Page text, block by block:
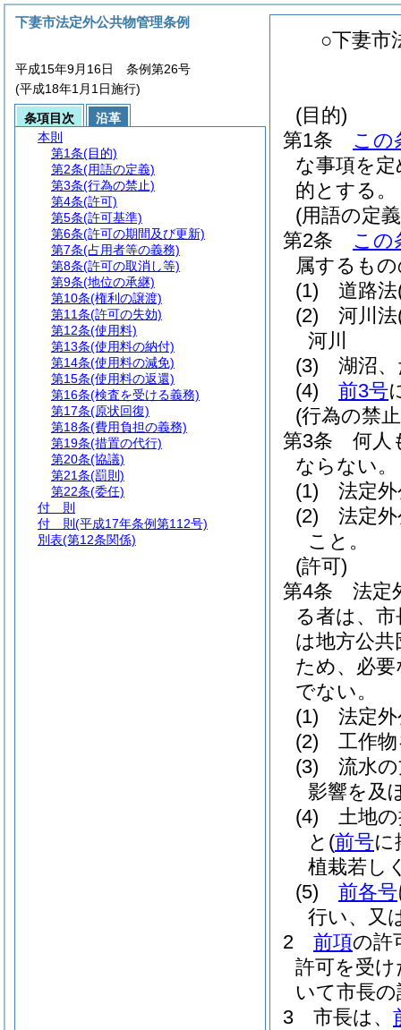
○下妻市
(目的)
第1条
この
な事項を
的とする。
(用語の定
第2条
この
属するも
(1)
道路法
(2)
河川法
河川
(3)
湖沼
(4)
前3号
(行為の禁
第3条
何人
ならない。
(1)
法定
(2)
法定
こと。
(許可)
第4条
法定
る者は、
は地方公
ため、必
でない。
(1)
法定
(2)
工作
(3)
流水
影響を及
(4)
土地
と (前号に
植栽若し
(5)
前各号
行い、又
2
前項の許
許可を受
いて市長
3
市長は、
下妻市法定外公共物管理条例
平成15年9月16日 条例第26号
(平成18年1月1日施行)
条項目次
沿革
本則
第1条(目的)
第2条(用語の定義)
第3条(行為の禁止)
第4条(許可)
第5条(許可基準)
第6条(許可の期間及び更新)
第7条(占用者等の義務)
第8条(許可の取消し等)
第9条(地位の承継)
第10条(権利の譲渡)
第11条(許可の失効)
第12条(使用料)
第13条(使用料の納付)
第14条(使用料の減免)
第15条(使用料の返還)
第16条(検査を受ける義務)
第17条(原状回復)
第18条(費用負担の義務)
第19条(措置の代行)
第20条(協議)
第21条(罰則)
第22条(委任)
付 則
付 則 (平成17年条例第112号)
別表(第12条関係)